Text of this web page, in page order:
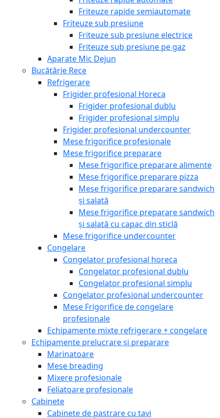
Friteuze rapide semiautomate
Friteuze sub presiune
Friteuze sub presiune electrice
Friteuze sub presiune pe gaz
Aparate Mic Dejun
Bucătărie Rece
Refrigerare
Frigider profesional Horeca
Frigider profesional dublu
Frigider profesional simplu
Frigider profesional undercounter
Mese frigorifice profesionale
Mese frigorifice preparare
Mese frigorifice preparare alimente
Mese frigorifice preparare pizza
Mese frigorifice preparare sandwich
și salată
Mese frigorifice preparare sandwich
și salată cu capac din sticlă
Mese frigorifice undercounter
Congelare
Congelator profesional horeca
Congelator profesional dublu
Congelator profesional simplu
Congelator profesional undercounter
Mese Frigorifice de congelare
profesionale
Echipamente mixte refrigerare + congelare
Echipamente prelucrare și preparare
Marinatoare
Mese breading
Mixere profesionale
Feliatoare profesionale
Cabinete
Cabinete de pastrare cu tavi